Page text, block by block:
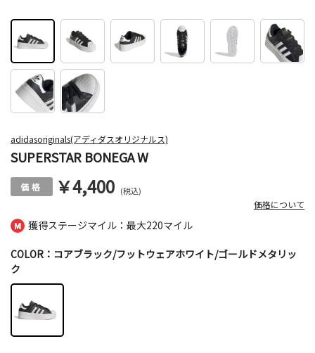
獲得ステージマイル：最大220マイル
adidasoriginals(アディダスオリジナルス)
SUPERSTAR BONEGA W
￥4,400 (税込)
価格について
COLOR：コアブラック/フットウェアホワイト/ゴールドメタリッ
ク